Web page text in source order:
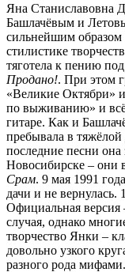
Яна Станиславовна
Башлачёвым и
сильнейшим
стилистике
тяготела к пению
Продано!. При этом
«Великие Октябри»
по выживанию» и всё
гитаре. Как и
пребывала в
последние песни она
Новосибирске – они
Срам. 9 мая 1991
дачи и не вернулась.
Официальная версия
случая, однако
творчество Янки –
довольно узкого
разного рода мифами.